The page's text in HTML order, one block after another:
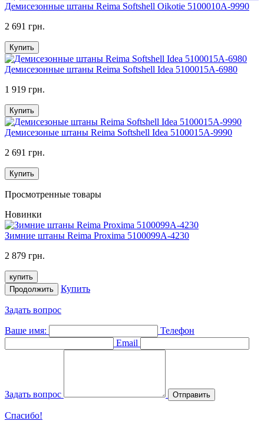
Демисезонные штаны Reima Softshell Oikotie 5100010A-9990
2 691 грн.
Купить
Демисезонные штаны Reima Softshell Idea 5100015A-6980
1 919 грн.
Купить
Демисезоные штаны Reima Softshell Idea 5100015A-9990
2 691 грн.
Купить
Просмотренные товары
Новинки
Зимние штаны Reima Proxima 5100099A-4230
2 879 грн.
купить
Продолжить
Купить
Задать вопрос
Ваше имя:
Телефон
Email
Задать вопрос Отправить
Спасибо!